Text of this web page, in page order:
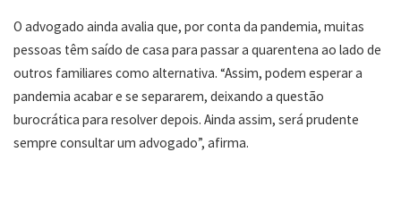
O advogado ainda avalia que, por conta da pandemia, muitas
pessoas têm saído de casa para passar a quarentena ao lado de
outros familiares como alternativa. “Assim, podem esperar a
pandemia acabar e se separarem, deixando a questão
burocrática para resolver depois. Ainda assim, será prudente
sempre consultar um advogado”, afirma.